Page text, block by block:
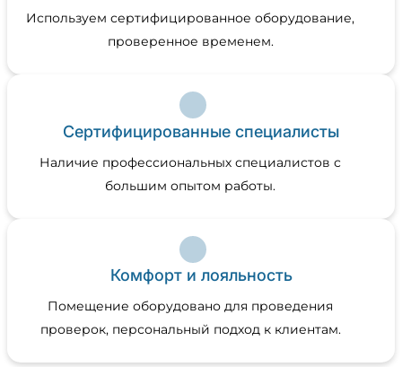
Используем сертифицированное оборудование,
проверенное временем.
Сертифицированные специалисты
Наличие профессиональных специалистов с
большим опытом работы.
Комфорт и лояльность
Помещение оборудовано для проведения
проверок, персональный подход к клиентам.